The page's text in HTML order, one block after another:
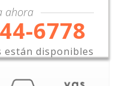
ahora
6778
están disponibles